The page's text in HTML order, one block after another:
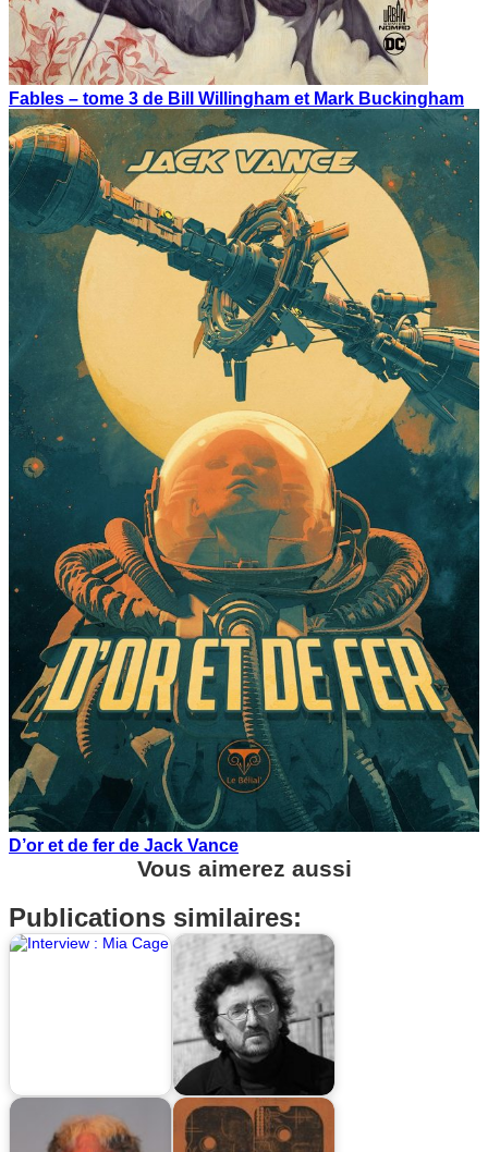
Fables – tome 3 de Bill Willingham et Mark Buckingham
D’or et de fer de Jack Vance
Vous aimerez aussi
Publications similaires: